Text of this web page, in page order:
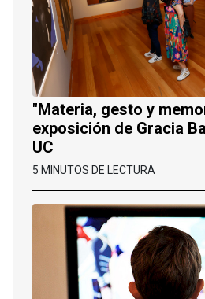
"Materia, gesto y
exposición de Gracia
UC
5 MINUTOS DE LECTURA